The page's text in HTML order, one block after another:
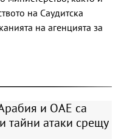
на Саудитска
на агенцията за
и ОАЕ са
тайни атаки срещу